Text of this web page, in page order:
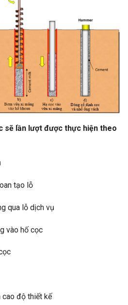
sẽ lần lượt được thực hiện theo
tạo lỗ
qua lỗ dịch vụ
vào hố cọc
cao độ thiết kế